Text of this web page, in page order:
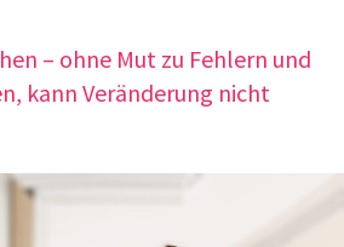
– ohne Mut zu Fehlern und
kann Verän­de­rung nicht